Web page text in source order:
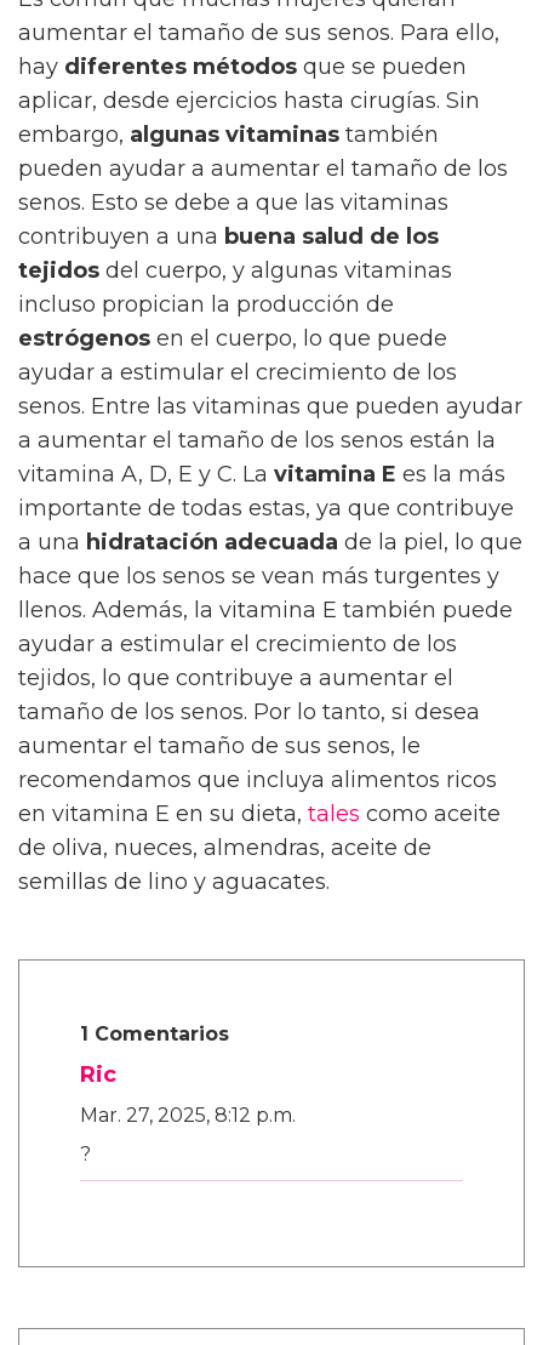
aumentar el tamaño de sus senos. Para ello,
hay diferentes métodos que se pueden
aplicar, desde ejercicios hasta cirugías. Sin
embargo, algunas vitaminas también
pueden ayudar a aumentar el tamaño de los
senos. Esto se debe a que las vitaminas
contribuyen a una buena salud de los
tejidos del cuerpo, y algunas vitaminas
incluso propician la producción de
estrógenos en el cuerpo, lo que puede
ayudar a estimular el crecimiento de los
senos. Entre las vitaminas que pueden ayudar
a aumentar el tamaño de los senos están la
vitamina A, D, E y C. La vitamina E es la más
importante de todas estas, ya que contribuye
a una hidratación adecuada de la piel, lo que
hace que los senos se vean más turgentes y
llenos. Además, la vitamina E también puede
ayudar a estimular el crecimiento de los
tejidos, lo que contribuye a aumentar el
tamaño de los senos. Por lo tanto, si desea
aumentar el tamaño de sus senos, le
recomendamos que incluya alimentos ricos
en vitamina E en su dieta, tales como aceite
de oliva, nueces, almendras, aceite de
semillas de lino y aguacates.
1 Comentarios
Ric
Mar. 27, 2025, 8:12 p.m.
?